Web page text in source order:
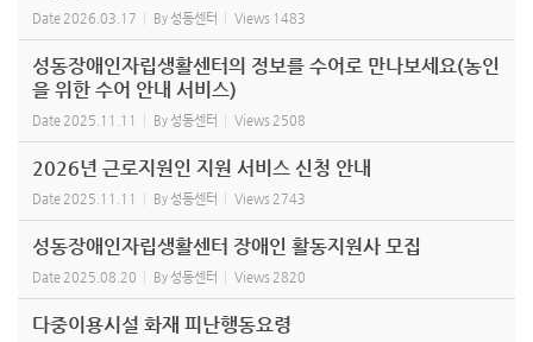
Date 2026.03.17 By성동센터 Views 1483
성동장애인자립생활센터의 정보를 수어로 만나보세요(농인
을 위한 수어 안내 서비스)
Date 2025.11.11 By성동센터 Views 2508
2026년 근로지원인 지원 서비스 신청 안내
Date 2025.11.11 By성동센터 Views 2743
성동장애인자립생활센터 장애인 활동지원사 모집
Date 2025.08.20 By성동센터 Views 2820
다중이용시설 화재 피난행동요령